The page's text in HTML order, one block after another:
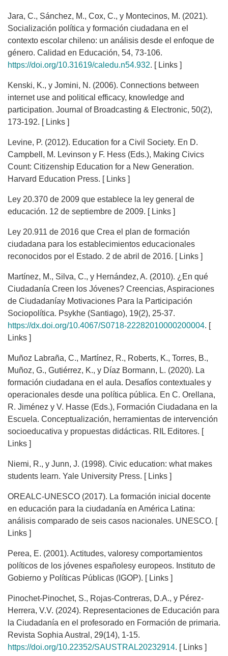
Jara, C., Sánchez, M., Cox, C., y Montecinos, M. (2021).
Socialización política y formación ciudadana en el
contexto escolar chileno: un análisis desde el enfoque de
género. Calidad en Educación, 54, 73-106.
https://doi.org/10.31619/caledu.n54.932. [ Links ]
Kenski, K., y Jomini, N. (2006). Connections between
internet use and political efficacy, knowledge and
participation. Journal of Broadcasting & Electronic, 50(2),
173-192. [ Links ]
Levine, P. (2012). Education for a Civil Society. En D.
Campbell, M. Levinson y F. Hess (Eds.), Making Civics
Count: Citizenship Education for a New Generation.
Harvard Education Press. [ Links ]
Ley 20.370 de 2009 que establece la ley general de
educación. 12 de septiembre de 2009. [ Links ]
Ley 20.911 de 2016 que Crea el plan de formación
ciudadana para los establecimientos educacionales
reconocidos por el Estado. 2 de abril de 2016. [ Links ]
Martínez, M., Silva, C., y Hernández, A. (2010). ¿En qué
Ciudadanía Creen los Jóvenes? Creencias, Aspiraciones
de Ciudadaníay Motivaciones Para la Participación
Sociopolítica. Psykhe (Santiago), 19(2), 25-37.
https://dx.doi.org/10.4067/S0718-22282010000200004. [
Links ]
Muñoz Labraña, C., Martínez, R., Roberts, K., Torres, B.,
Muñoz, G., Gutiérrez, K., y Díaz Bormann, L. (2020). La
formación ciudadana en el aula. Desafíos contextuales y
operacionales desde una política pública. En C. Orellana,
R. Jiménez y V. Hasse (Eds.), Formación Ciudadana en la
Escuela. Conceptualización, herramientas de intervención
socioeducativa y propuestas didácticas. RIL Editores. [
Links ]
Niemi, R., y Junn, J. (1998). Civic education: what makes
students learn. Yale University Press. [ Links ]
OREALC-UNESCO (2017). La formación inicial docente
en educación para la ciudadanía en América Latina:
análisis comparado de seis casos nacionales. UNESCO. [
Links ]
Perea, E. (2001). Actitudes, valoresy comportamientos
políticos de los jóvenes españolesy europeos. Instituto de
Gobierno y Políticas Públicas (IGOP). [ Links ]
Pinochet-Pinochet, S., Rojas-Contreras, D.A., y Pérez-
Herrera, V.V. (2024). Representaciones de Educación para
la Ciudadanía en el profesorado en Formación de primaria.
Revista Sophia Austral, 29(14), 1-15.
https://doi.org/10.22352/SAUSTRAL20232914. [ Links ]